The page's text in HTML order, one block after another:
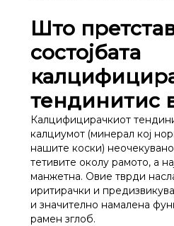
Што
состојбата
тендинитис
Калцифицирачкиот
калциумот (минерал кој
нашите коски)
тетивите околу рамото, а
манжетна. Овие тврди
иритирачки и
и значително намалена
рамен зглоб.